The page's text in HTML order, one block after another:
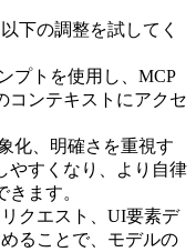
下の調整を試してく
プトを使用し、MCP
コンテキストにアクセ
化、明確さを重視す
やすくなり、より自律
ます。
クエスト、UI要素デ
ることで、モデルの